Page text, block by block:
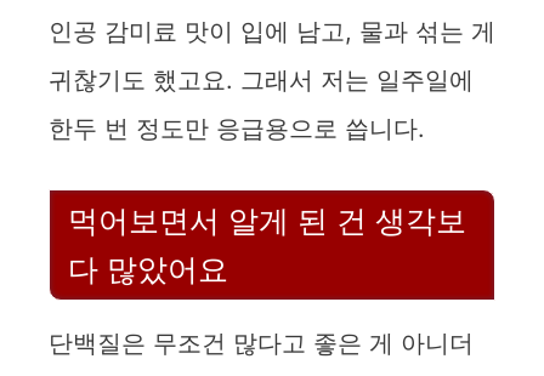
인공 감미료 맛이 입에 남고, 물과 섞는 게
귀찮기도 했고요. 그래서 저는 일주일에
한두 번 정도만 응급용으로 씁니다.
먹어보면서 알게 된 건 생각보
다 많았어요
단백질은 무조건 많다고 좋은 게 아니더